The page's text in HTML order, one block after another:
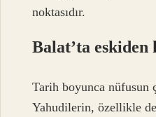
noktasıdır.
Balat’ta eskiden
Tarih boyunca nüfusun
Yahudilerin, özellikle